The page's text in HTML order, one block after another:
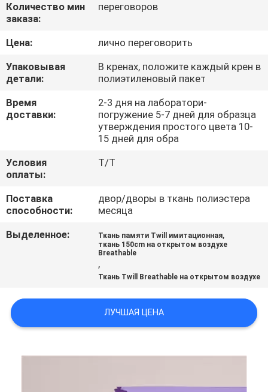
СВЯЖИТЕСЬ
МЫ
НОВОСТИ
СЛУЧАИ
COMPANY
NEWS
КАРТА
САЙТА
POLICY
Количество мин
заказа:
переговоров
Цена:
лично переговорить
Упаковывая
детали:
В кренах, положите каждый крен в
полиэтиленовый пакет
Время
доставки:
2-3 дня на лаборатори-
погружение 5-7 дней для образца
утверждения простого цвета 10-
15 дней для обра
Условия
оплаты:
T/T
Поставка
способности:
двор/дворы в ткань полиэстера
месяца
Выделенное:
Ткань памяти Twill имитационная,
ткань 150cm на открытом воздухе
Breathable
,
Ткань Twill Breathable на открытом воздухе
ЛУЧШАЯ ЦЕНА